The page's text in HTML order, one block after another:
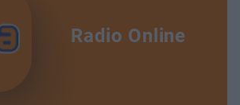
Radio Online